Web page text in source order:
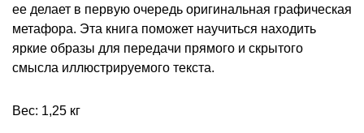
ее делает в первую очередь оригинальная графическая
метафора. Эта книга поможет научиться находить
яркие образы для передачи прямого и скрытого
смысла иллюстрируемого текста.
Вес: 1,25 кг